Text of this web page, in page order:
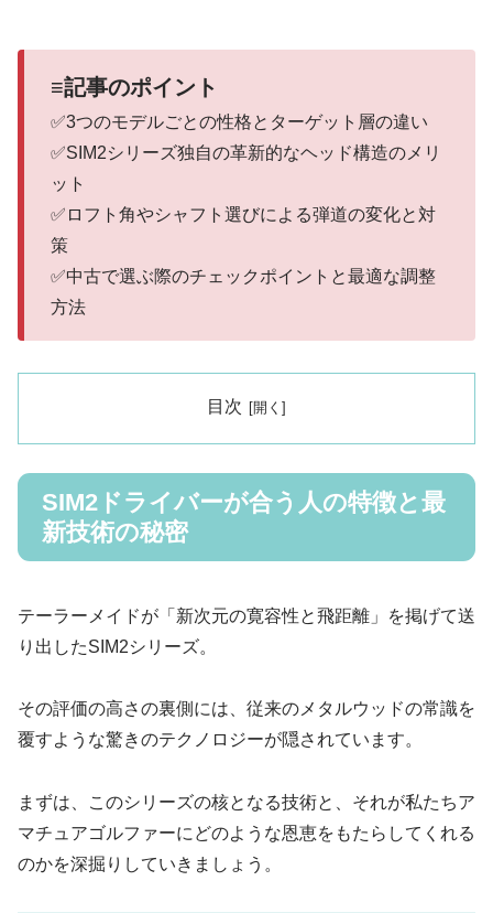
≡記事のポイント
✅3つのモデルごとの性格とターゲット層の違い
✅SIM2シリーズ独自の革新的なヘッド構造のメリ
ット
✅ロフト角やシャフト選びによる弾道の変化と対
策
✅中古で選ぶ際のチェックポイントと最適な調整
方法
目次
SIM2ドライバーが合う人の特徴と最
新技術の秘密
テーラーメイドが「新次元の寛容性と飛距離」を掲げて送
り出したSIM2シリーズ。
その評価の高さの裏側には、従来のメタルウッドの常識を
覆すような驚きのテクノロジーが隠されています。
まずは、このシリーズの核となる技術と、それが私たちア
マチュアゴルファーにどのような恩恵をもたらしてくれる
のかを深掘りしていきましょう。